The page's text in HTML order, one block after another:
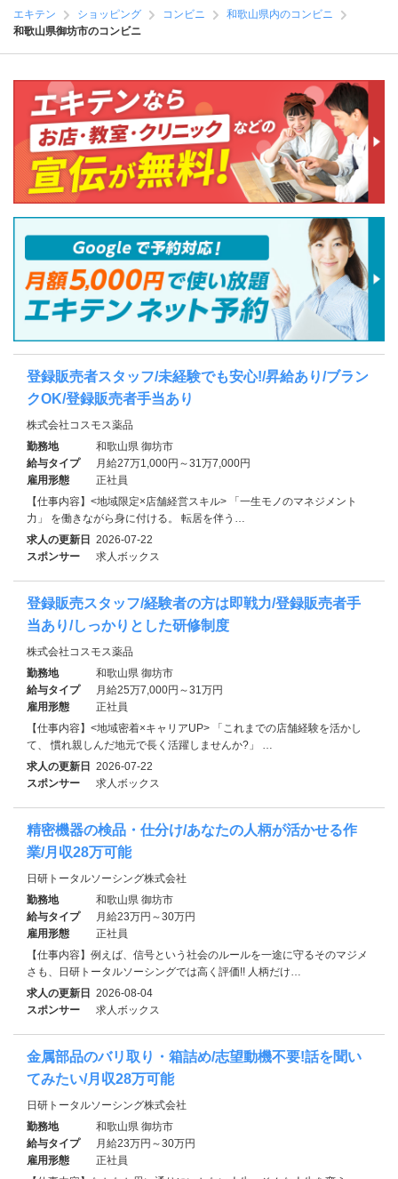
エキテン ショッピング コンビニ
和歌山県内のコンビニ
和歌山県御坊市のコンビニ
登録販売者スタッフ/未経験でも安心!/昇給あり/ブラン
クOK/登録販売者手当あり
株式会社コスモス薬品
勤務地
和歌山県 御坊市
給与タイプ
月給27万1,000円～31万7,000円
雇用形態
正社員
【仕事内容】<地域限定×店舗経営スキル> 「一生モノのマネジメント
力」 を働きながら身に付ける。 転居を伴う…
求人の更新日 2026-07-22
スポンサー
求人ボックス
登録販売スタッフ/経験者の方は即戦力/登録販売者手
当あり/しっかりとした研修制度
株式会社コスモス薬品
勤務地
和歌山県 御坊市
給与タイプ
月給25万7,000円～31万円
雇用形態
正社員
【仕事内容】<地域密着×キャリアUP> 「これまでの店舗経験を活かし
て、 慣れ親しんだ地元で長く活躍しませんか?」 …
求人の更新日 2026-07-22
スポンサー
求人ボックス
精密機器の検品・仕分け/あなたの人柄が活かせる作
業/月収28万可能
日研トータルソーシング株式会社
勤務地
和歌山県 御坊市
給与タイプ
月給23万円～30万円
雇用形態
正社員
【仕事内容】例えば、信号という社会のルールを一途に守るそのマジメ
さも、日研トータルソーシングでは高く評価!! 人柄だけ…
求人の更新日 2026-08-04
スポンサー
求人ボックス
金属部品のバリ取り・箱詰め/志望動機不要!話を聞い
てみたい/月収28万可能
日研トータルソーシング株式会社
勤務地
和歌山県 御坊市
給与タイプ
月給23万円～30万円
雇用形態
正社員